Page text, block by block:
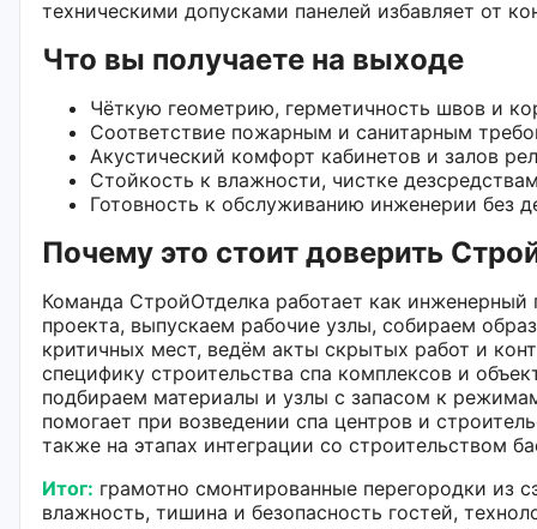
техническими допусками панелей избавляет от
Что вы получаете на выходе
Чёткую геометрию, герметичность швов и
Соответствие пожарным и санитарным
Акустический комфорт кабинетов и залов
Стойкость к влажности, чистке
Готовность к обслуживанию инженерии без
Почему это стоит доверить
Команда СтройОтделка работает как
проекта, выпускаем рабочие узлы, собираем
критичных мест, ведём акты скрытых работ и
специфику строительства спа комплексов и
подбираем материалы и узлы с запасом к
помогает при возведении спа центров и
также на этапах интеграции со строительством
Итог: грамотно смонтированные перегородки из
влажность, тишина и безопасность гостей,